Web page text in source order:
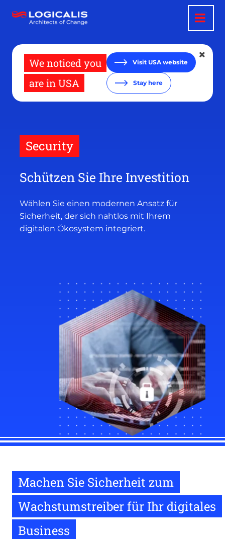
zum
Inhalt
We noticed you
are in USA
Visit USA website
Stay here
Security
Schützen Sie Ihre Investition
Wählen Sie einen modernen Ansatz für
Sicherheit, der sich nahtlos mit Ihrem
digitalen Ökosystem integriert.
Machen Sie Sicherheit zum
Wachstumstreiber für Ihr digitales
Business